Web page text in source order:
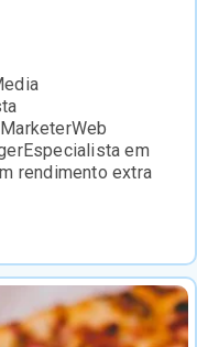
em
rendimento extra